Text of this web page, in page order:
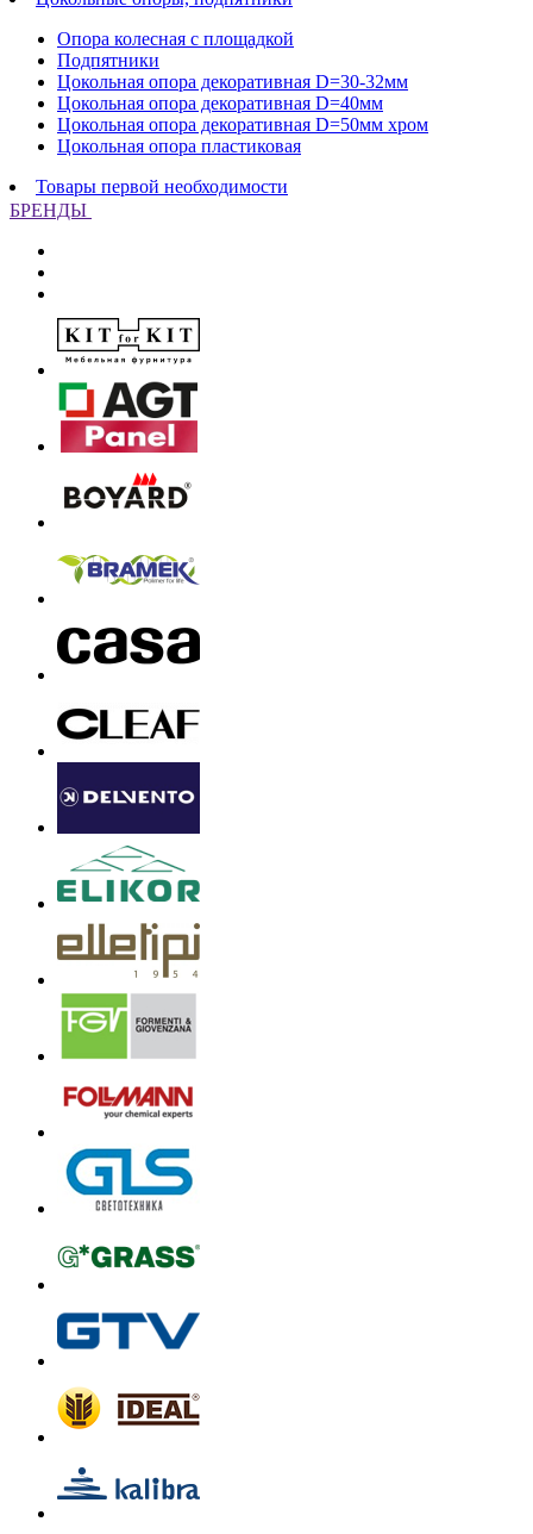
Опора колесная с площадкой
Подпятники
Цокольная опора декоративная D=30-32мм
Цокольная опора декоративная D=40мм
Цокольная опора декоративная D=50мм хром
Цокольная опора пластиковая
Товары первой необходимости
БРЕНДЫ